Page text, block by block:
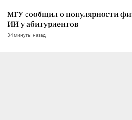
МГУ сообщил о популярности
ИИ у абитуриентов
34 минуты назад